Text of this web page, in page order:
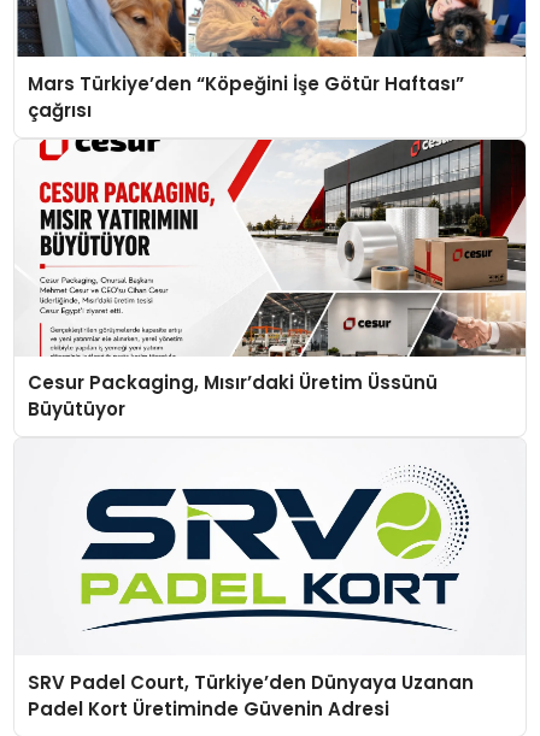
Mars Türkiye’den “Köpeğini İşe Götür Haftası”
çağrısı
Cesur Packaging, Mısır’daki Üretim Üssünü
Büyütüyor
SRV Padel Court, Türkiye’den Dünyaya Uzanan
Padel Kort Üretiminde Güvenin Adresi